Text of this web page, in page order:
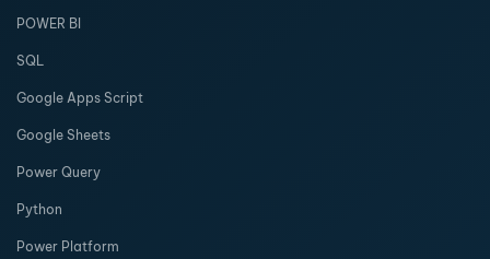
POWER BI
SQL
Google Apps Script
Google Sheets
Power Query
Python
Power Platform